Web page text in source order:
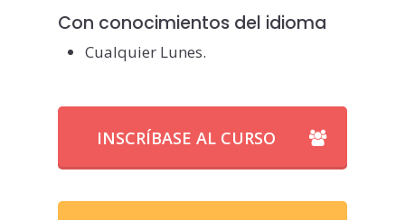
Con conocimientos del idioma
Cualquier Lunes.
INSCRÍBASE AL CURSO